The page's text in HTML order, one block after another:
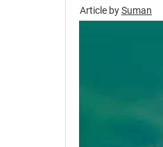
Article bySuman